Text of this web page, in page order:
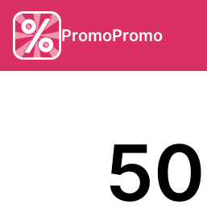
PromoPromo